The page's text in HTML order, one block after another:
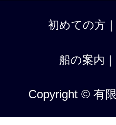
初めての方 ｜
船の案内 ｜
Copyright © 有